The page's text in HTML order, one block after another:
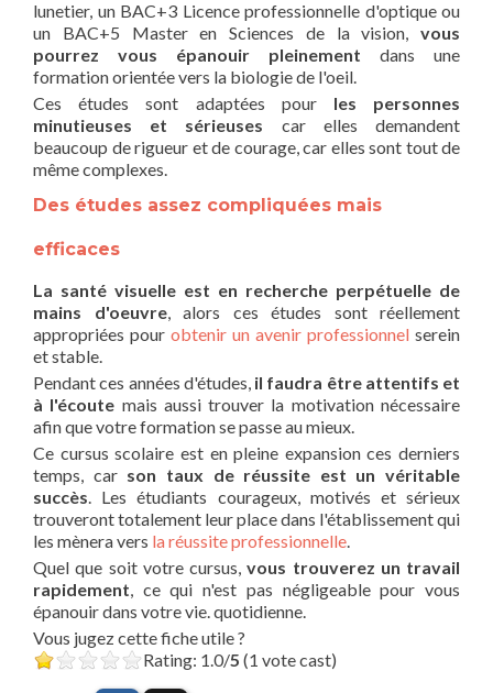
lunetier, un BAC+3 Licence professionnelle d'optique ou
un BAC+5 Master en Sciences de la vision, vous
pourrez vous épanouir pleinement dans une
formation orientée vers la biologie de l'oeil.
Ces études sont adaptées pour les personnes
minutieuses et sérieuses car elles demandent
beaucoup de rigueur et de courage, car elles sont tout de
même complexes.
Des études assez compliquées mais
efficaces
La santé visuelle est en recherche perpétuelle de
mains d'oeuvre, alors ces études sont réellement
appropriées pour obtenir un avenir professionnel serein
et stable.
Pendant ces années d'études, il faudra être attentifs et
à l'écoute mais aussi trouver la motivation nécessaire
afin que votre formation se passe au mieux.
Ce cursus scolaire est en pleine expansion ces derniers
temps, car son taux de réussite est un véritable
succès. Les étudiants courageux, motivés et sérieux
trouveront totalement leur place dans l'établissement qui
les mènera vers la réussite professionnelle.
Quel que soit votre cursus,vous trouverez un travail
rapidement, ce qui n'est pas négligeable pour vous
épanouir dans votre vie. quotidienne.
Vous jugez cette fiche utile ?
Rating: 1.0/5 (1 vote cast)